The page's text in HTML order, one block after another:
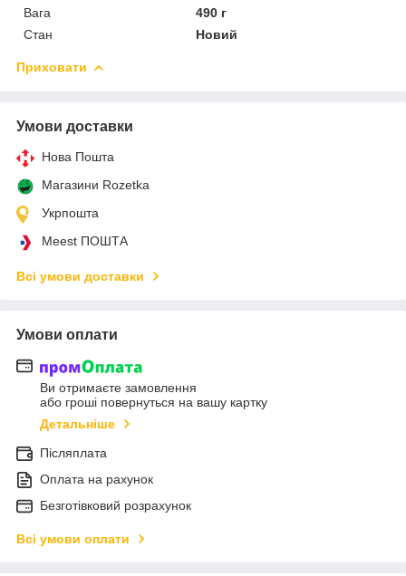
Вага
490 г
Стан
Новий
Приховати
Умови доставки
Нова Пошта
Магазини Rozetka
Укрпошта
Meest ПОШТА
Всі умови доставки
Умови оплати
Ви отримаєте замовлення
або гроші повернуться на вашу картку
Детальніше
Післяплата
Оплата на рахунок
Безготівковий розрахунок
Всі умови оплати